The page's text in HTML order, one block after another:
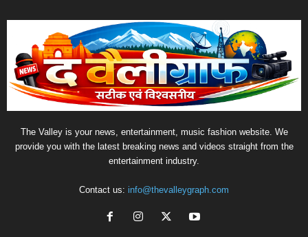
The Valley is your news, entertainment, music fashion website. We
provide you with the latest breaking news and videos straight from the
entertainment industry.
Contact us: info@thevalleygraph.com